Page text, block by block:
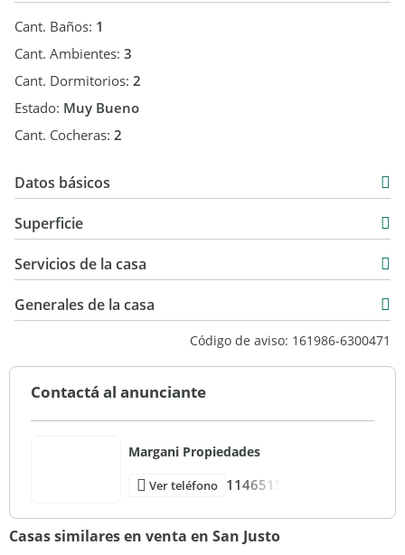
Cant. Baños: 1
Cant. Ambientes: 3
Cant. Dormitorios: 2
Estado: Muy Bueno
Cant. Cocheras: 2
Datos básicos
Venta
USD 140.000
Superficie
220 m2
100 m2
Servicios de la casa
Generales de la casa
Código de aviso: 161986-6300471
Contactá al anunciante
Margani Propiedades
Ver teléfono 1146515
Casas similares en venta en San Justo